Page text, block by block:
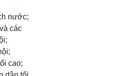
nước;
các
cao;